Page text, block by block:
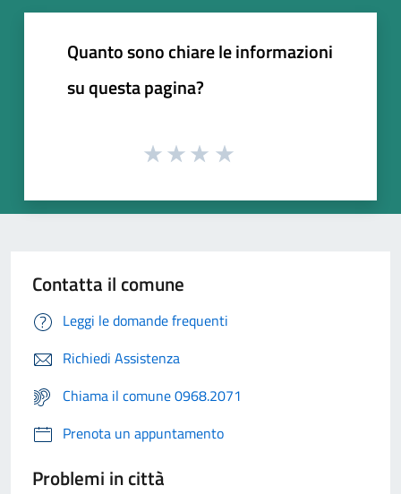
Quanto sono chiare le informazioni
su questa pagina?
Contatta il comune
Leggi le domande frequenti
Richiedi Assistenza
Chiama il comune 0968.2071
Prenota un appuntamento
Problemi in città